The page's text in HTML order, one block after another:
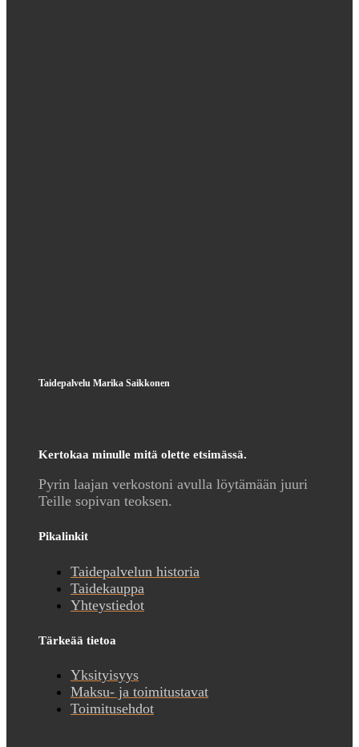
Taidepalvelu Marika Saikkonen
Kertokaa minulle mitä olette etsimässä.
Pyrin laajan verkostoni avulla löytämään juuri
Teille sopivan teoksen.
Pikalinkit
Taidepalvelun historia
Taidekauppa
Yhteystiedot
Tärkeää tietoa
Yksityisyys
Maksu- ja toimitustavat
Toimitusehdot